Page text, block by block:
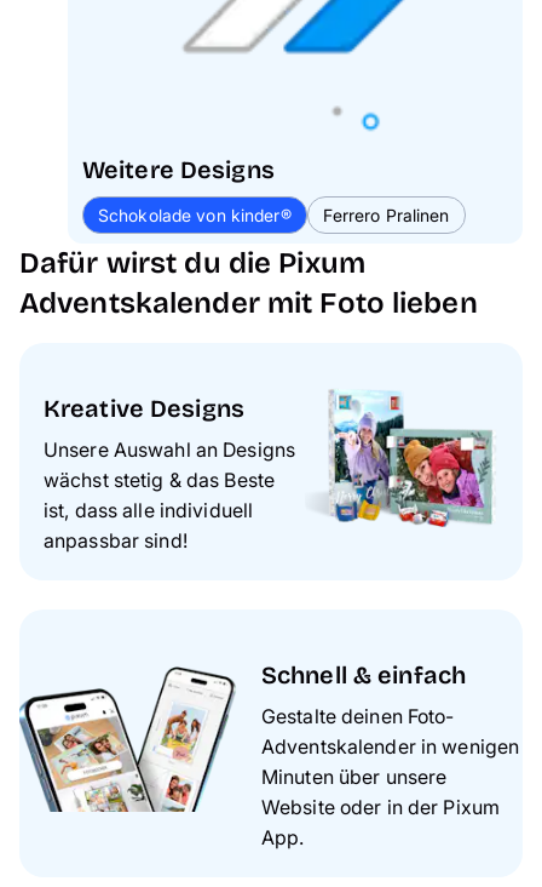
Weitere Designs
Schokolade von kinder® Ferrero Pralinen
Dafür wirst du die Pixum
Adventskalender mit Foto lieben
Kreative Designs
Unsere Auswahl an Designs
wächst stetig & das Beste
ist, dass alle individuell
anpassbar sind!
Schnell & einfach
Gestalte deinen Foto-
Adventskalender in wenigen
Minuten über unsere
Website oder in der Pixum
App.